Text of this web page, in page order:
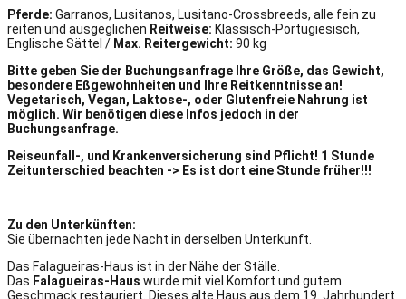
Pferde: Garranos, Lusitanos, Lusitano-Crossbreeds, alle fein zu
reiten und ausgeglichen Reitweise: Klassisch-Portugiesisch,
Englische Sättel / Max. Reitergewicht: 90 kg
Bitte geben Sie der Buchungsanfrage Ihre Größe, das Gewicht,
besondere Eßgewohnheiten und Ihre Reitkenntnisse an!
Vegetarisch, Vegan, Laktose-, oder Glutenfreie Nahrung ist
möglich. Wir benötigen diese Infos jedoch in der
Buchungsanfrage.
Reiseunfall-, und Krankenversicherung sind Pflicht! 1 Stunde
Zeitunterschied beachten -> Es ist dort eine Stunde früher!!!
Zu den Unterkünften:
Sie übernachten jede Nacht in derselben Unterkunft.
Das Falagueiras-Haus ist in der Nähe der Ställe.
Das Falagueiras-Haus wurde mit viel Komfort und gutem
Geschmack restauriert. Dieses alte Haus aus dem 19. Jahrhundert